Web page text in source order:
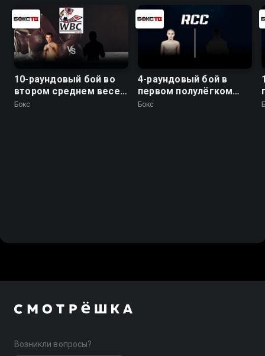
10-раундовый бой во
втором среднем весе
(до 76,2 кг). Павел
Бокс
4-раундовый бой в
первом полулёгком
весе (до 55,3 кг)
Бокс
Возникли вопросы?